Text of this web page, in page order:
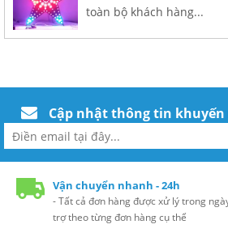
toàn bộ khách hàng...
Cập nhật thông tin
Vận chuyển nhanh - 24h
- Tất cả đơn hàng được xử lý trong
trợ theo từng đơn hàng cụ thể